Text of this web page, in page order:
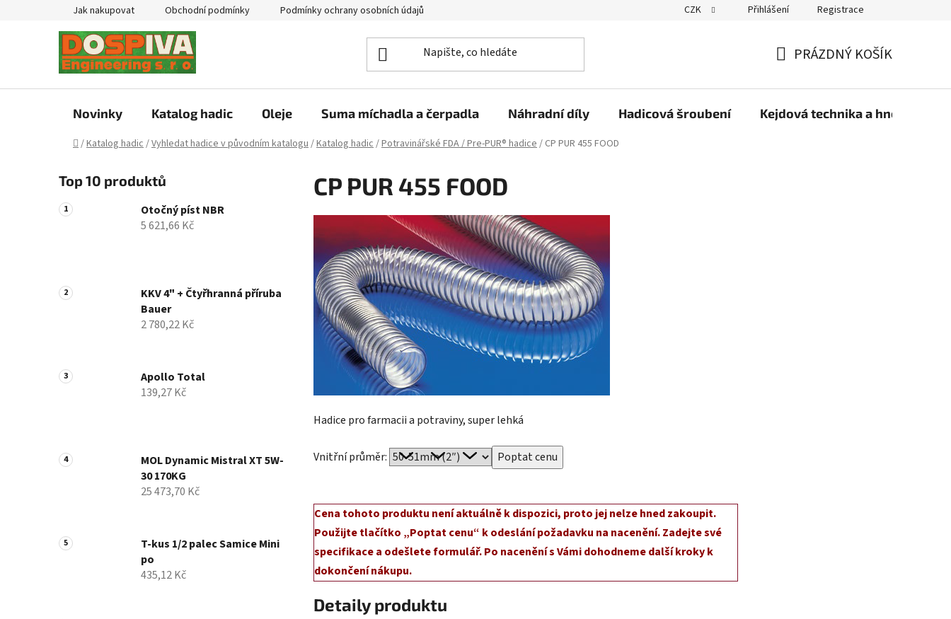
Jak nakupovat Obchodní podmínky Podmínky ochrany osobních údajů CZK Přihlášení Registrace
KOŠÍK
PRÁZDNÝ KOŠÍK
Novinky Katalog hadic Oleje Suma míchadla a čerpadla Náhradní díly Hadicová šroubení Kejdová technika a hnojiva
Domů
/Katalog hadic/Vyhledat hadice v původním katalogu/Katalog hadic/Potravinářské FDA / Pre-PUR® hadice/ CP PUR 455 FOOD
o
s
t
n
n
e
Top 10 produktů
Otočný píst NBR
5 621,66 Kč
KKV 4" + Čtyřhranná příruba
Bauer
2 780,22 Kč
Apollo Total
139,27 Kč
MOL Dynamic Mistral XT 5W-
30 170KG
25 473,70 Kč
T-kus 1/2 palec Samice Mini
po
435,12 Kč
CP PUR 455 FOOD
Hadice pro farmacii a potraviny, super lehká
Vnitřní průměr:
Cena tohoto produktu není aktuálně k dispozici, proto jej nelze hned zakoupit.
Použijte tlačítko „Poptat cenu“ k odeslání požadavku na nacenění. Zadejte své
specifikace a odešlete formulář. Po nacenění s Vámi dohodneme další kroky k
dokončení nákupu.
Detaily produktu